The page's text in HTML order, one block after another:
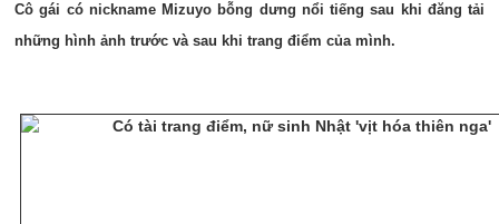
Cô gái có nickname Mizuyo bỗng dưng nổi tiếng sau khi đăng tải
những hình ảnh trước và sau khi trang điểm của mình.